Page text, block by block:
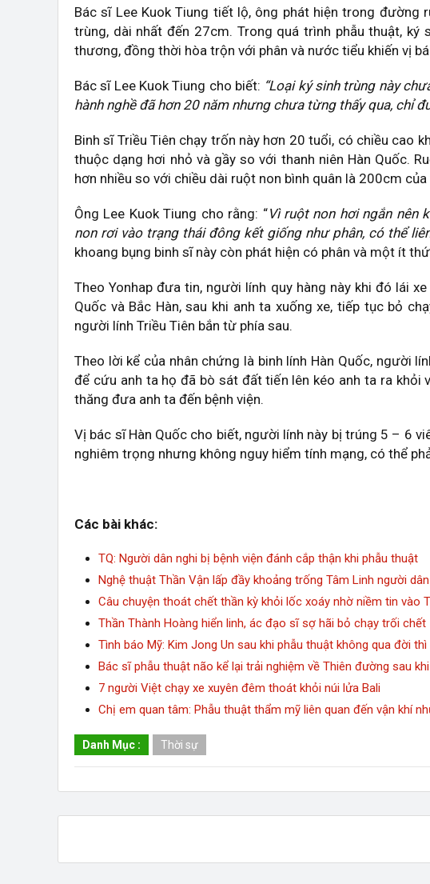
Bác sĩ Lee Kuok Tiung tiết lộ, ông phát hiện trong đường
trùng, dài nhất đến 27cm. Trong quá trình phẫu thuật,
thương, đồng thời hòa trộn với phân và nước tiểu khiến vị
Bác sĩ Lee Kuok Tiung cho biết: “Loại ký sinh trùng này
hành nghề đã hơn 20 năm nhưng chưa từng thấy qua, chỉ
Binh sĩ Triều Tiên chạy trốn này hơn 20 tuổi, có chiều cao
thuộc dạng hơi nhỏ và gầy so với thanh niên Hàn Quốc.
hơn nhiều so với chiều dài ruột non bình quân là 200cm của
Ông Lee Kuok Tiung cho rằng: “Vì ruột non hơi ngắn nên
non rơi vào trạng thái đông kết giống như phân, có thể
khoang bụng binh sĩ này còn phát hiện có phân và một ít
Theo Yonhap đưa tin, người lính quy hàng này khi đó lái
Quốc và Bắc Hàn, sau khi anh ta xuống xe, tiếp tục bỏ
người lính Triều Tiên bắn từ phía sau.
Theo lời kể của nhân chứng là binh lính Hàn Quốc, người
để cứu anh ta họ đã bò sát đất tiến lên kéo anh ta ra khỏi
thăng đưa anh ta đến bệnh viện.
Vị bác sĩ Hàn Quốc cho biết, người lính này bị trúng 5 – 6
nghiêm trọng nhưng không nguy hiểm tính mạng, có thể
Các bài khác:
TQ: Người dân nghi bị bệnh viện đánh cắp thận khi phẫu thuật
Nghệ thuật Thần Vận lấp đầy khoảng trống Tâm Linh người
Câu chuyện thoát chết thần kỳ khỏi lốc xoáy nhờ niềm tin vào
Thần Thành Hoàng hiển linh, ác đạo sĩ sợ hãi bỏ chạy trối chết
Tình báo Mỹ: Kim Jong Un sau khi phẫu thuật không qua đời
Bác sĩ phẫu thuật não kể lại trải nghiệm về Thiên đường sau
7 người Việt chạy xe xuyên đêm thoát khỏi núi lửa Bali
Chị em quan tâm: Phẫu thuật thẩm mỹ liên quan đến vận khí
Danh Mục : Thời sự